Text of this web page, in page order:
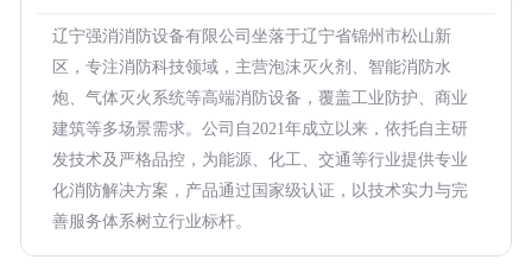
辽宁强消消防设备有限公司坐落于辽宁省锦州市松山新
区，专注消防科技领域，主营泡沫灭火剂、智能消防水
炮、气体灭火系统等高端消防设备，覆盖工业防护、商业
建筑等多场景需求。公司自2021年成立以来，依托自主研
发技术及严格品控，为能源、化工、交通等行业提供专业
化消防解决方案，产品通过国家级认证，以技术实力与完
善服务体系树立行业标杆。